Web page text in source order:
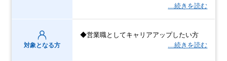
…続きを読む
対象となる方
◆営業職としてキャリアアップしたい方
…続きを読む